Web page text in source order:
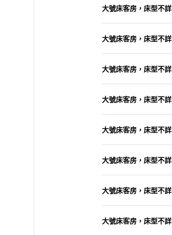
大號床客房，床型不詳
大號床客房，床型不詳
大號床客房，床型不詳
大號床客房，床型不詳
大號床客房，床型不詳
大號床客房，床型不詳
大號床客房，床型不詳
大號床客房，床型不詳